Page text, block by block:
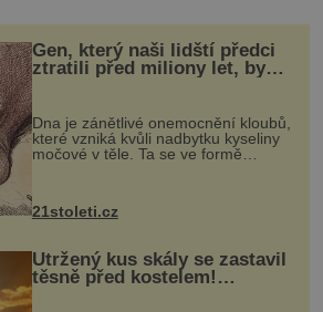
Gen, který naši lidští předci
ztratili před miliony let, by
mohl pomoci s léčbou
„nemoci králů“
Dna je zánětlivé onemocnění kloubů,
které vzniká kvůli nadbytku kyseliny
močové v těle. Ta se ve formě
nohou, a způsobuje bole...
21stoleti.cz
Utržený kus skály se zastavil
těsně před kostelem!
Ochránila ho boží síla?